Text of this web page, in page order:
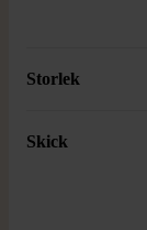
Storlek
Skick